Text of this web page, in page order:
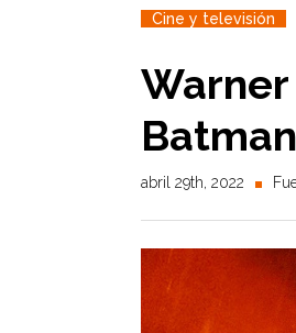
Cine y televisión
abril 29th, 2022